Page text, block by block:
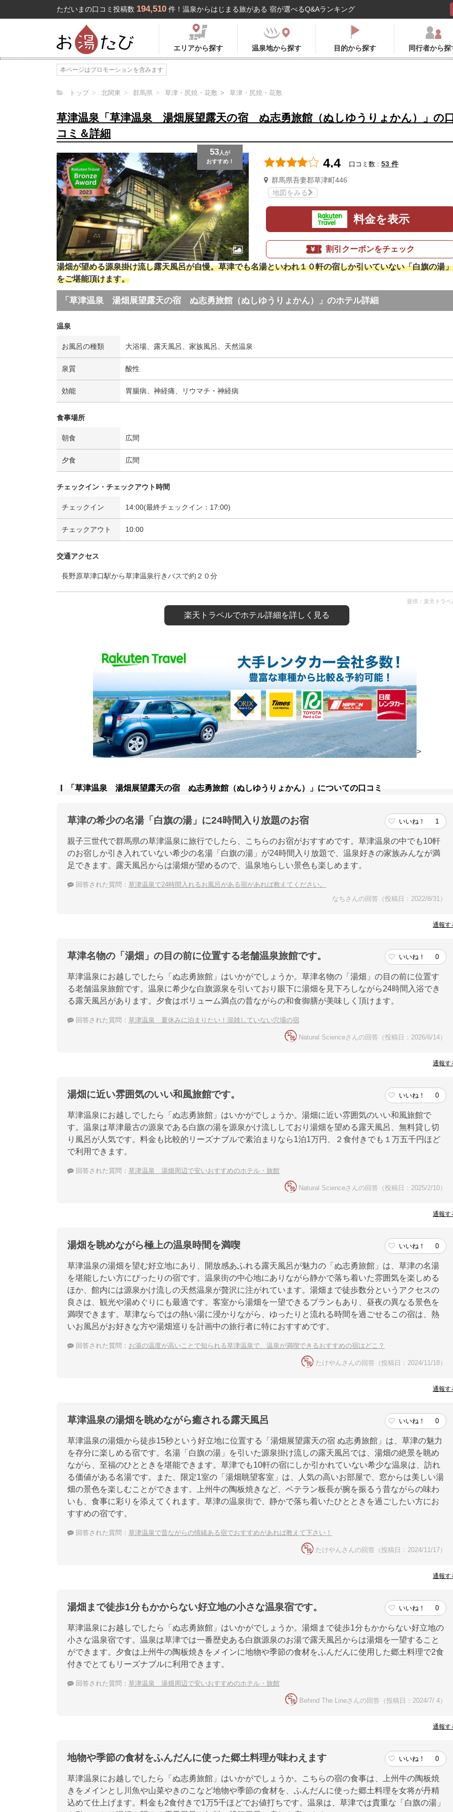
ただいまの口コミ投稿数 194,510 件！温泉からはじまる旅がある 宿が選べるQ&Aランキング
エリアから探す 温泉地から探す 目的から探す 同行者から探
本ページはプロモーションを含みます
トップ 北関東 群馬県 草津・尻焼・花敷 草津・尻焼・花敷
草津温泉「草津温泉 湯畑展望露天の宿 ぬ志勇旅館（ぬしゆうりょかん）」の
コミ＆詳細
53 人が
おすすめ！
4.4 口コミ数 : 53 件
群馬県吾妻郡草津町446
地図をみる
料金を表示
割引クーポンをチェック
湯畑が望める源泉掛け流し露天風呂が自慢。草津でも名湯といわれ１０軒の宿しか引いていない「白旗の湯」
をご堪能頂けます。
「草津温泉 湯畑展望露天の宿 ぬ志勇旅館（ぬしゆうりょかん）」のホテル詳細
温泉
お風呂の種類 大浴場、露天風呂、家族風呂、天然温泉
泉質 酸性
効能 胃腸病、神経痛、リウマチ・神経病
食事場所
朝食 広間
夕食 広間
チェックイン・チェックアウト時間
チェックイン 14:00(最終チェックイン：17:00)
チェックアウト 10:00
交通アクセス
長野原草津口駅から草津温泉行きバスで約２０分
提供：楽天トラベ
楽天トラベルでホテル詳細を詳しく見る
>
「草津温泉 湯畑展望露天の宿 ぬ志勇旅館（ぬしゆうりょかん）」についての口コミ
草津の希少の名湯「白旗の湯」に24時間入り放題のお宿 いいね！ 1
親子三世代で群馬県の草津温泉に旅行でしたら、こちらのお宿がおすすめです。草津温泉の中でも10軒
のお宿しか引き入れていない希少の名湯「白旗の湯」が24時間入り放題で、温泉好きの家族みんなが満
足できます。露天風呂からは湯畑が望めるので、温泉地らしい景色も楽しめます。
回答された質問： 草津温泉で24時間入れるお風呂がある宿があれば教えてください。
なちさんの回答（投稿日：2022/8/31）
通報す
草津名物の「湯畑」の目の前に位置する老舗温泉旅館です。 いいね！ 0
草津温泉にお越しでしたら「ぬ志勇旅館」はいかがでしょうか。草津名物の「湯畑」の目の前に位置す
る老舗温泉旅館です。温泉に希少な白旗源泉を引いており眼下に湯畑を見下ろしながら24時間入浴でき
る露天風呂があります。夕食はボリューム満点の昔ながらの和食御膳が美味しく頂けます。
回答された質問： 草津温泉 夏休みに泊まりたい！混雑していない穴場の宿
Natural Scienceさんの回答（投稿日：2026/6/14）
通報す
湯畑に近い雰囲気のいい和風旅館です。 いいね！ 0
草津温泉にお越しでしたら「ぬ志勇旅館」はいかがでしょうか。湯畑に近い雰囲気のいい和風旅館で
す。温泉は草津最古の源泉である白旗の湯を源泉かけ流ししており湯畑を望める露天風呂、無料貸し切
り風呂が人気です。料金も比較的リーズナブルで素泊まりなら1泊1万円、２食付きでも１万五千円ほど
で利用できます。
回答された質問： 草津温泉 湯畑周辺で安いおすすめのホテル・旅館
Natural Scienceさんの回答（投稿日：2025/2/10）
通報す
湯畑を眺めながら極上の温泉時間を満喫 いいね！ 0
草津温泉の湯畑を望む好立地にあり、開放感あふれる露天風呂が魅力の「ぬ志勇旅館」は、草津の名湯
を堪能したい方にぴったりの宿です。温泉街の中心地にありながら静かで落ち着いた雰囲気を楽しめる
ほか、館内には源泉かけ流しの天然温泉が贅沢に注がれています。湯畑まで徒歩数分というアクセスの
良さは、観光や湯めぐりにも最適です。客室から湯畑を一望できるプランもあり、昼夜の異なる景色を
満喫できます。草津ならではの熱い湯に浸かりながら、ゆったりと流れる時間を過ごせるこの宿は、熱
いお風呂がお好きな方や湯畑巡りを計画中の旅行者に特におすすめです。
回答された質問： お湯の温度が高いことで知られる草津温泉で、温泉が満喫できるおすすめの宿はどこ？
たけやんさんの回答（投稿日：2024/11/18）
通報す
草津温泉の湯畑を眺めながら癒される露天風呂 いいね！ 0
草津温泉の湯畑から徒歩15秒という好立地に位置する「湯畑展望露天の宿 ぬ志勇旅館」は、草津の魅力
を存分に楽しめる宿です。名湯「白旗の湯」を引いた源泉掛け流しの露天風呂では、湯畑の絶景を眺め
ながら、至福のひとときを堪能できます。草津でも10軒の宿にしか引かれていない希少な温泉は、訪れ
る価値がある名湯です。また、限定1室の「湯畑眺望客室」は、人気の高いお部屋で、窓からは美しい湯
畑の景色を楽しむことができます。上州牛の陶板焼きなど、ベテラン板長が腕を振るう昔ながらの味わ
いも、食事に彩りを添えてくれます。草津の温泉街で、静かで落ち着いたひとときを過ごしたい方にお
すすめの宿です。
回答された質問： 草津温泉で昔ながらの情緒ある宿でおすすめがあれば教えて下さい！
たけやんさんの回答（投稿日：2024/11/17）
通報す
湯畑まで徒歩1分もかからない好立地の小さな温泉宿です。 いいね！ 0
草津温泉にお越しでしたら「ぬ志勇旅館」はいかがでしょうか。湯畑まで徒歩1分もかからない好立地の
小さな温泉宿です。温泉は草津では一番歴史ある白旗源泉のお湯で露天風呂からは湯畑を一望すること
ができます。夕食は上州牛の陶板焼きをメインに地物や季節の食材をふんだんに使用した郷土料理で2食
付きでとてもリーズナブルに利用できます。
回答された質問： 草津温泉 湯畑周辺で安いおすすめのホテル・旅館
Behind The Lineさんの回答（投稿日：2024/7/ 4）
通報す
地物や季節の食材をふんだんに使った郷土料理が味わえます いいね！ 0
草津温泉にお越しでしたら「ぬ志勇旅館」はいかがでしょうか。こちらの宿の食事は、上州牛の陶板焼
きをメインとし川魚や山菜やきのこなど地物や季節の食材を、ふんだんに使った郷土料理を女将が丹精
込めて仕上げます。料金も2食付きで1万5千ほどでお値打ちです。温泉は、草津では貴重な「白旗の湯」